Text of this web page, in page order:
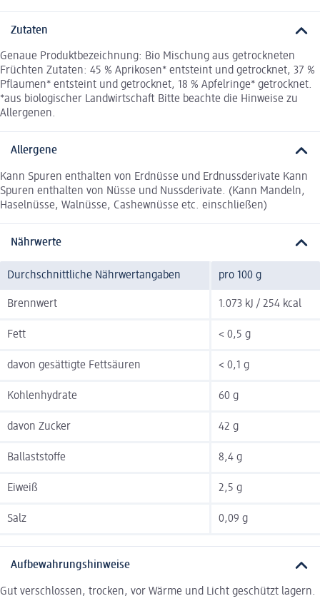
Zutaten
Genaue Produktbezeichnung: Bio Mischung aus getrockneten
Früchten Zutaten: 45 % Aprikosen* entsteint und getrocknet, 37 %
Pflaumen* entsteint und getrocknet, 18 % Apfelringe* getrocknet.
*aus biologischer Landwirtschaft Bitte beachte die Hinweise zu
Allergenen.
Allergene
Kann Spuren enthalten von Erdnüsse und Erdnussderivate Kann
Spuren enthalten von Nüsse und Nussderivate. (Kann Mandeln,
Haselnüsse, Walnüsse, Cashewnüsse etc. einschließen)
Nährwerte
Durchschnittliche Nährwertangaben pro 100 g
Brennwert 1.073 kJ / 254 kcal
Fett < 0,5 g
davon gesättigte Fettsäuren < 0,1 g
Kohlenhydrate 60 g
davon Zucker 42 g
Ballaststoffe 8,4 g
Eiweiß 2,5 g
Salz 0,09 g
Aufbewahrungshinweise
Gut verschlossen, trocken, vor Wärme und Licht geschützt lagern.